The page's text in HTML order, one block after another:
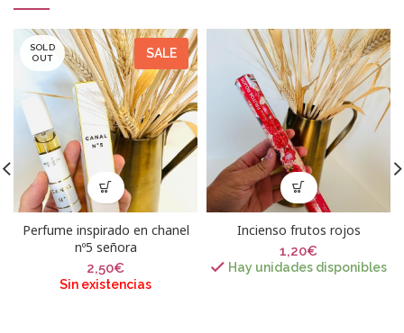
SOLD
OUT
SALE
Perfume inspirado en chanel
nº5 señora
2,50€
Sin existencias
Incienso frutos rojos
1,20€
Hay unidades disponibles